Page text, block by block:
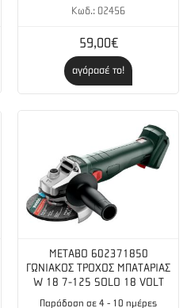
άνετο τρίψιμο μόνο
80 m/s
Κωδ.: 02456
59,00€
αγόρασέ το!
METABO 602371850
ΓΩΝΙΑΚΟΣ ΤΡΟΧΟΣ ΜΠΑΤΑΡΙΑΣ
W 18 7-125 SOLO 18 VOLT
Παράδοση σε 4 - 10 ημέρες